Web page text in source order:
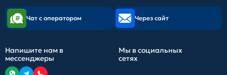
Чат с оператором Через сайт
Напишите нам в
мессенджеры
Мы в социальных
сетях